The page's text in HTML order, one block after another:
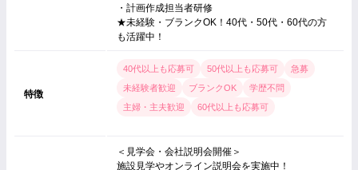
・計画作成担当者研修
★未経験・ブランクOK！40代・50代・60代の方
も活躍中！
特徴
40代以上も応募可 50代以上も応募可
急募
未経験者歓迎
ブランクOK
学歴不問
主婦・主夫歓迎
60代以上も応募可
＜見学会・会社説明会開催＞
施設見学やオンライン説明会を実施中！